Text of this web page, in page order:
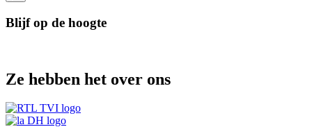
Blijf op de hoogte
Ze hebben het over ons